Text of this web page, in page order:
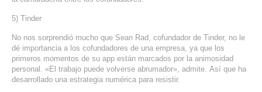
5) Tinder
No nos sorprendió mucho que Sean Rad, cofundador de Tinder, no le
dé importancia a los cofundadores de una empresa, ya que los
primeros momentos de su app están marcados por la animosidad
personal. «El trabajo puede volverse abrumador», admite. Así que ha
desarrollado una estrategia numérica para resistir.